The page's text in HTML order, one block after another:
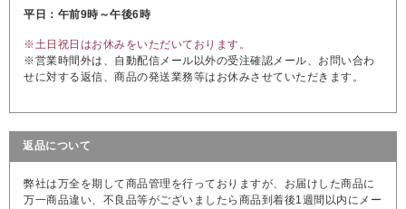
平日：午前9時～午後6時
※土日祝日はお休みをいただいております。
※営業時間外は、自動配信メール以外の受注確認メール、お問い合わ
せに対する返信、商品の発送業務等はお休みさせていただきます。
返品について
弊社は万全を期して商品管理を行っておりますが、お届けした商品に
万一商品違い、不良品等がございましたら商品到着後1週間以内にメー